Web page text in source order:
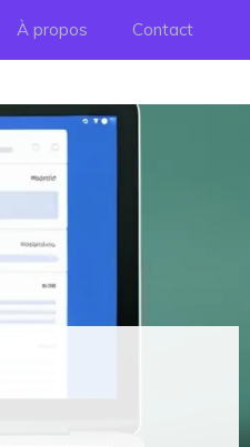
À propos Contact